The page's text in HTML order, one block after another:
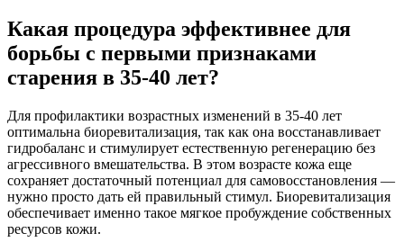
Какая процедура эффективнее для
борьбы с первыми признаками
старения в 35-40 лет?
Для профилактики возрастных изменений в 35-40 лет
оптимальна биоревитализация, так как она восстанавливает
гидробаланс и стимулирует естественную регенерацию без
агрессивного вмешательства. В этом возрасте кожа еще
сохраняет достаточный потенциал для самовосстановления —
нужно просто дать ей правильный стимул. Биоревитализация
обеспечивает именно такое мягкое пробуждение собственных
ресурсов кожи.